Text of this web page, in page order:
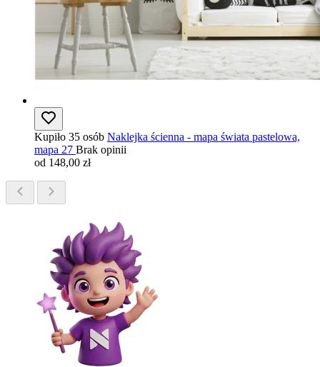
Kupiło 35 osób Naklejka ścienna - mapa świata pastelowa,
mapa 27 Brak opinii
od 148,00 zł